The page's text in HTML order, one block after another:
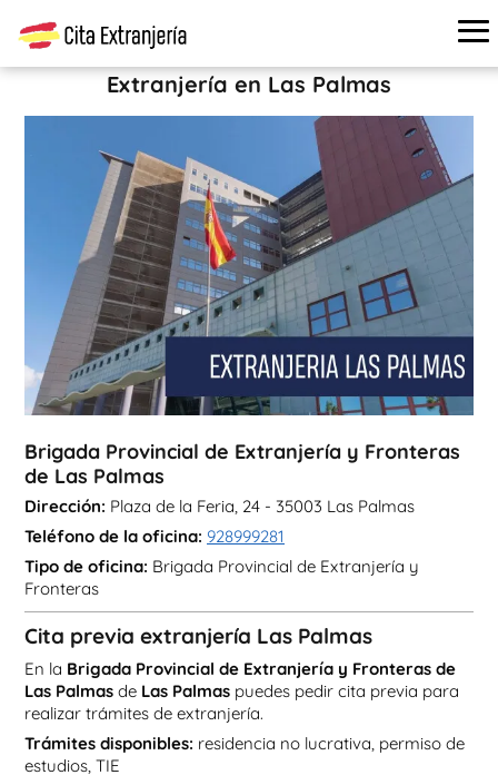
Cita extranjería › Oficinas de extranjería
Brigada Provincial de Extranjería y Fronteras de Las Palmas
Extranjería en Las Palmas
Brigada Provincial de Extranjería y Fronteras
de Las Palmas
Dirección: Plaza de la Feria, 24 - 35003 Las Palmas
Teléfono de la oficina: 928999281
Tipo de oficina: Brigada Provincial de Extranjería y
Fronteras
Cita previa extranjería Las Palmas
En la Brigada Provincial de Extranjería y Fronteras de
Las Palmas de Las Palmas puedes pedir cita previa para
realizar trámites de extranjería.
Trámites disponibles: residencia no lucrativa, permiso de
estudios, TIE